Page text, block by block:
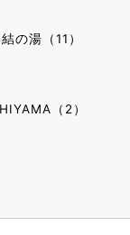
の湯（11）
（2）